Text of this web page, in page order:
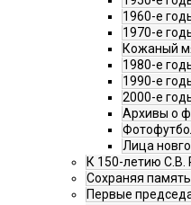
1960-е
1970-е
Кожаный
1980-е
1990-е
2000-е
Архивы о
Лица
К 150-летию С.В.
Сохраняя
Первые